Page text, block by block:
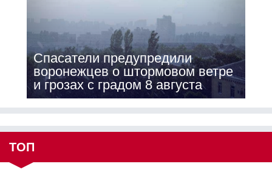
Спасатели предупредили
воронежцев о штормовом ветре
и грозах с градом 8 августа
ТОП